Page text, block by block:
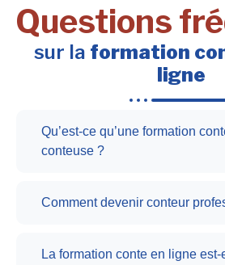
Questions
sur la formation
ligne
Qu’est-ce qu’une formation
conteuse ?
Comment devenir conteur
La formation conte en ligne